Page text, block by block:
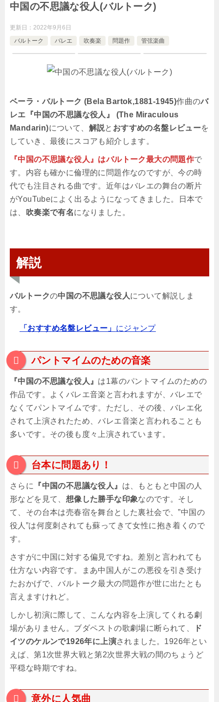
中国の不思議な役人(バルトーク)
更新日： 2022年9月6日
バルトーク
バレエ 吹奏楽 問題作 管弦楽曲
ベーラ・バルトーク (Bela Bartok,1881-1945)作曲のバ
レエ『中国の不思議な役人』 (The Miraculous
Mandarin)について、 解説と おすすめの名盤レビューを
していき、最後にスコアも紹介します。
『中国の不思議な役人』はバルトーク最大の問題作で
す。内容も確かに倫理的に問題作なのですが、今の時
代でも注目される曲です。近年はバレエの舞台の断片
がYouTubeによく出るようになってきました。日本で
は、
吹奏楽で有名になりました。
解説
バルトークの中国の不思議な役人について解説しま
す。
「おすすめ名盤レビュー」 にジャンプ
パントマイムのための音楽
『中国の不思議な役人』 は1幕のパントマイムのための
作品です。よくバレエ音楽と言われますが、バレエで
なくてパントマイムです。ただし、その後、バレエ化
されて上演されたため、バレエ音楽と言われることも
多いです。その後も度々上演されています。
台本に問題あり！
さらに 『中国の不思議な役人』 は、もともと中国の人
形などを見て、 想像した勝手な印象なのです。そし
て、その台本は売春宿を舞台とした裏社会で、”中国の
役人”は何度刺されても蘇ってきて女性に抱き着くので
す。
さすがに中国に対する偏見ですね。差別と言われても
仕方ない内容です。まあ中国人がこの悪役を引き受け
たおかげで、バルトーク最大の問題作が世に出たとも
言えますけれど。
しかし初演に際して、こんな内容を上演してくれる劇
場がありません。ブダペストの歌劇場に断られて、
ド
イツのケルンで1926年に上演されました。1926年とい
えば、第1次世界大戦と第2次世界大戦の間のちょうど
平穏な時期ですね。
意外に人気曲